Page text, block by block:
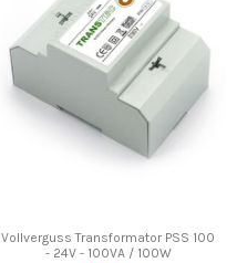
Vollverguss Transformator PSS 100
- 24V - 100VA / 100W